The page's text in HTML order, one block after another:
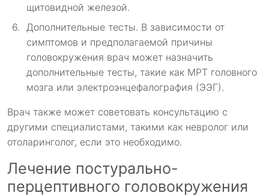
щитовидной железой.
Дополнительные тесты. В зависимости от
симптомов и предполагаемой причины
головокружения врач может назначить
дополнительные тесты, такие как МРТ головного
мозга или электроэнцефалография (ЭЭГ).
Врач также может советовать консультацию с
другими специалистами, такими как невролог или
отоларинголог, если это необходимо.
Лечение постурально-
перцептивного головокружения